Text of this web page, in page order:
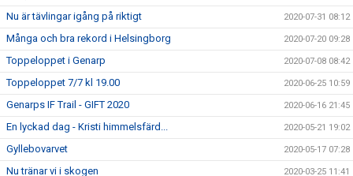
Nu är tävlingar igång på riktigt 2020-07-31 08:12
Många och bra rekord i Helsingborg 2020-07-20 09:28
Toppeloppet i Genarp 2020-07-08 08:42
Toppeloppet 7/7 kl 19.00 2020-06-25 10:59
Genarps IF Trail - GIFT 2020 2020-06-16 21:45
En lyckad dag - Kristi himmelsfärd... 2020-05-21 19:02
Gyllebovarvet 2020-05-17 07:28
Nu tränar vi i skogen 2020-03-25 11:41